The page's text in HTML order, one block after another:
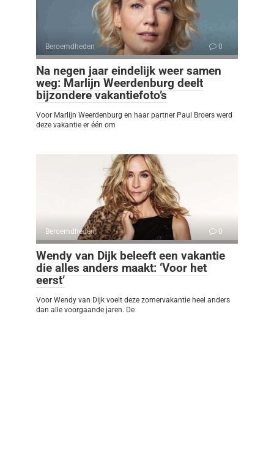
Beroemdheden 0
Na negen jaar eindelijk weer samen
weg: Marlijn Weerdenburg deelt
bijzondere vakantiefoto’s
Voor Marlijn Weerdenburg en haar partner Paul Broers werd
deze vakantie er één om
Beroemdheden 0
Wendy van Dijk beleeft een vakantie
die alles anders maakt: ‘Voor het
eerst’
Voor Wendy van Dijk voelt deze zomervakantie heel anders
dan alle voorgaande jaren. De